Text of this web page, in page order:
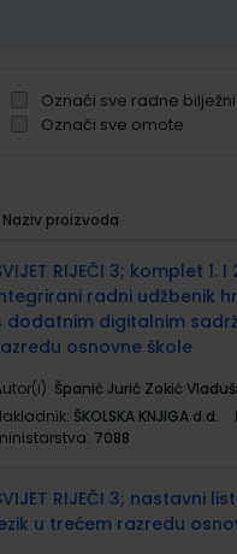
Označi sve radne
Označi sve omote
Naziv proizvoda
RIJEČI 3; komplet 1. I
radni udžbenik
dodatnim digitalnim
osnovne škole
Španić Jurić Zokić
ŠKOLSKA KNJIGA d.d.
7088
RIJEČI 3; nastavni
u trećem razredu